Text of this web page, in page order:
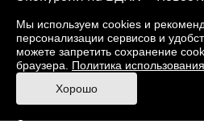
О музее
Фонды
Издания
Пресс-центр
Правила посещения Музея
Ответы на частые вопросы
Мы используем cookies и
персонализации сервисов и
можете запретить сохранение
браузера. Политика
Хорошо